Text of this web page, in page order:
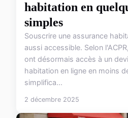
habitation en
simples
Souscrire une assurance
aussi accessible. Selon
ont désormais accès à un
habitation en ligne en moins
simplifica...
2 décembre 2025